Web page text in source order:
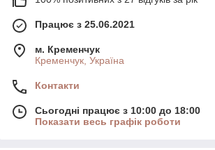
Працює з 25.06.2021
м. Кременчук
Кременчук, Україна
Контакти
Сьогодні працює з 10:00 до 18:00
Показати весь графік роботи